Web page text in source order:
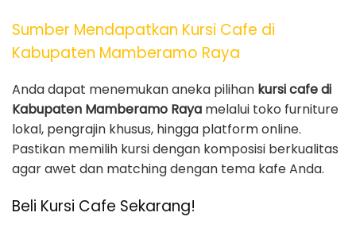
Sumber Mendapatkan Kursi Cafe di
Kabupaten Mamberamo Raya
Anda dapat menemukan aneka pilihan kursi cafe di
Kabupaten Mamberamo Raya melalui toko furniture
lokal, pengrajin khusus, hingga platform online.
Pastikan memilih kursi dengan komposisi berkualitas
agar awet dan matching dengan tema kafe Anda.
Beli Kursi Cafe Sekarang!